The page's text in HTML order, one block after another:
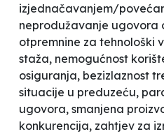
izjednačavanjem/
neprodužavanje ugovora
otpremnine za tehnološki
staža, nemogućnost
osiguranja, bezizlaznost
situacije u preduzeću,
ugovora, smanjena
konkurencija, zahtjev za